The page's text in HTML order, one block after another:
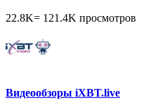
22.8K= 121.4K просмотров
Видеообзоры iXBT.live